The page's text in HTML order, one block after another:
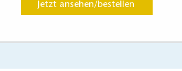
Jetzt ansehen/bestellen